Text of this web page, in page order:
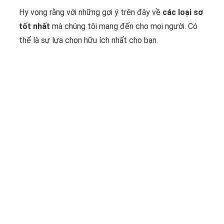
Hy vọng rằng với những gợi ý trên đây về các loại sơ
tốt nhất mà chúng tôi mang đến cho mọi người. Có
thể là sự lựa chọn hữu ích nhất cho bạn.